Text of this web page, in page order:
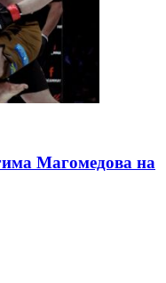
Магомедова на